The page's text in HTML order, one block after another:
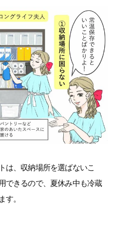
は、収納場所を選ばないこ
できるので、夏休み中も冷蔵
す。